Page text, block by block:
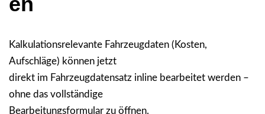
Kalkulationsrelevante Fahrzeugdaten (Kosten,
Aufschläge) können jetzt
direkt im Fahrzeugdatensatz inline bearbeitet werden –
ohne das vollständige
Bearbeitungsformular zu öffnen.